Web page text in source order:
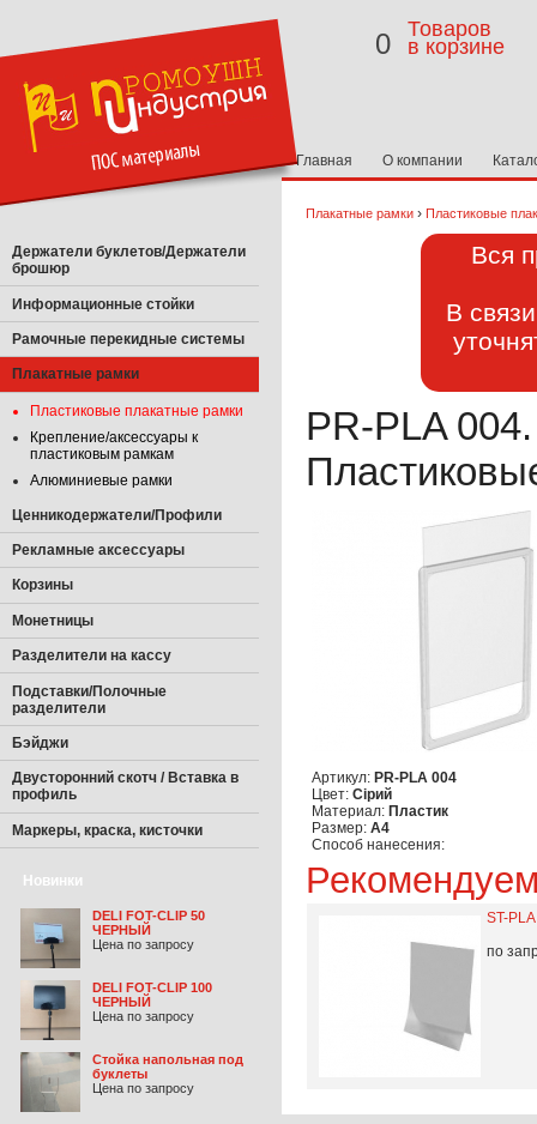
Держатели буклетов/Держатели
брошюр
Информационные стойки
Рамочные перекидные системы
Плакатные рамки
Пластиковые плакатные рамки
Крепление/аксессуары к
пластиковым рамкам
Алюминиевые рамки
Ценникодержатели/Профили
Рекламные аксессуары
Корзины
Монетницы
Разделители на кассу
Подставки/Полочные
разделители
Бэйджи
Двусторонний скотч / Вставка в
профиль
Маркеры, краска, кисточки
Новинки
DELI FOT-CLIP 50
ЧЕРНЫЙ
Цена по запросу
DELI FOT-CLIP 100
ЧЕРНЫЙ
Цена по запросу
Стойка напольная под
буклеты
Цена по запросу
0 Товаров
в корзине
Главная О компании
Плакатные рамки ›Пластиковые
Вся
В
PR-PLA
Артикул: PR-PLA 004
Цвет:Сірий
Материал: Пластик
Размер:А4
Способ нанесения:
ST-
по